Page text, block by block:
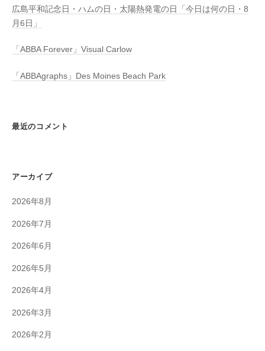
広島平和記念日・ハムの日・太陽熱発電の日「今日は何の日・8
月6日」
「ABBA Forever」Visual Carlow
「ABBAgraphs」Des Moines Beach Park
最近のコメント
アーカイブ
2026年8月
2026年7月
2026年6月
2026年5月
2026年4月
2026年3月
2026年2月